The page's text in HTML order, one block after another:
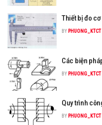
Thiết bị đo
BY PHUONG_KTCT
Các biện
BY PHUONG_KTCT
Quy trình
BY PHUONG_KTCT